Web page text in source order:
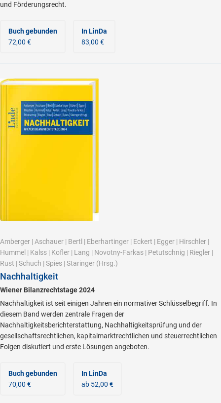
und Förderungsrecht.
Buch gebunden
72,00 €
In LinDa
83,00 €
Amberger | Aschauer | Bertl | Eberhartinger | Eckert | Egger | Hirschler |
Hummel | Kalss | Kofler | Lang | Novotny-Farkas | Petutschnig | Riegler |
Rust | Schuch | Spies | Staringer (Hrsg.)
Nachhaltigkeit
Wiener Bilanzrechtstage 2024
Nachhaltigkeit ist seit einigen Jahren ein normativer Schlüsselbegriff. In
diesem Band werden zentrale Fragen der
Nachhaltigkeitsberichterstattung, Nachhaltigkeitsprüfung und der
gesellschaftsrechtlichen, kapitalmarktrechtlichen und steuerrechtlichen
Folgen diskutiert und erste Lösungen angeboten.
Buch gebunden
70,00 €
In LinDa
ab 52,00 €